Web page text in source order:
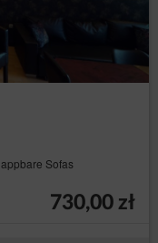
Sofas
730,00 zł